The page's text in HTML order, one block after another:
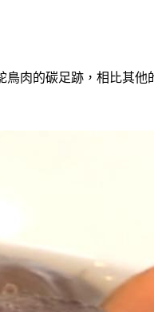
肉的碳足跡，相比其